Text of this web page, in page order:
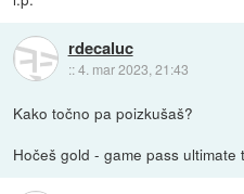
rdecaluc
::4. mar 2023, 21:43
Kako točno pa poizkušaš?
Hočeš gold - game pass ultimate